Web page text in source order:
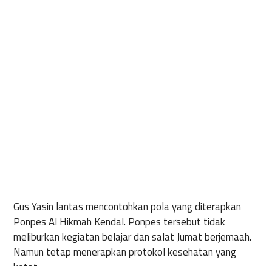
Gus Yasin lantas mencontohkan pola yang diterapkan
Ponpes Al Hikmah Kendal. Ponpes tersebut tidak
meliburkan kegiatan belajar dan salat Jumat berjemaah.
Namun tetap menerapkan protokol kesehatan yang